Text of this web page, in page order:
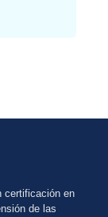
certificación en
de las